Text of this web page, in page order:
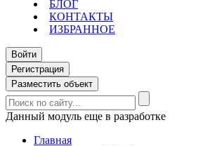
БЛОГ
КОНТАКТЫ
ИЗБРАННОЕ
Войти
Регистрация
Разместить объект
Данный модуль еще в разработке
Главная